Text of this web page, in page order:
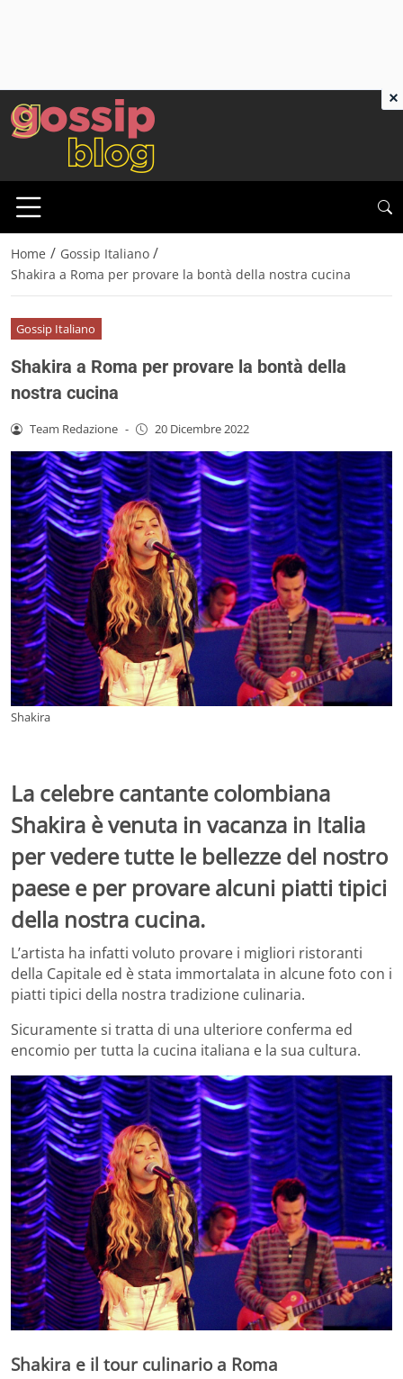
Home / Gossip Italiano /
Shakira a Roma per provare la bontà della nostra cucina
Gossip Italiano
Shakira a Roma per provare la bontà della
nostra cucina
Team Redazione - 20 Dicembre 2022
Shakira
La celebre cantante colombiana
Shakira è venuta in vacanza in Italia
per vedere tutte le bellezze del nostro
paese e per provare alcuni piatti tipici
della nostra cucina.
L’artista ha infatti voluto provare i migliori ristoranti
della Capitale ed è stata immortalata in alcune foto con i
piatti tipici della nostra tradizione culinaria.
Sicuramente si tratta di una ulteriore conferma ed
encomio per tutta la cucina italiana e la sua cultura.
Shakira e il tour culinario a Roma
×